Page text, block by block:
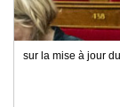
sur la mise à jour